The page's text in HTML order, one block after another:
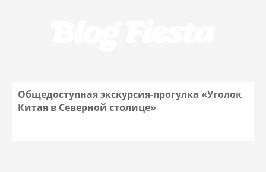
Общедоступная экскурсия-прогулка «Уголок
Китая в Северной столице»